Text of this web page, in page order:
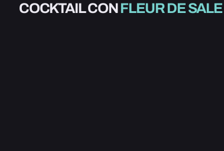
COCKTAIL CONFLEUR DE SALE
MARGARITA